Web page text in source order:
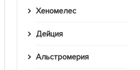
Хеномелес
Дейция
Альстромерия